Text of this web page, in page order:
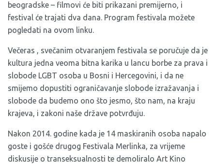
beogradske – filmovi će biti prikazani premijerno, i
festival će trajati dva dana. Program festivala možete
pogledati na ovom linku.
Večeras , svečanim otvaranjem festivala se poručuje da je
kultura jedna veoma bitna karika u lancu borbe za prava i
slobode LGBT osoba u Bosni i Hercegovini, i da ne
smijemo dopustiti ograničavanje slobode izražavanja i
slobode da budemo ono što jesmo, što nam, na kraju
krajeva, i zakoni naše države potvrđuju.
Nakon 2014. godine kada je 14 maskiranih osoba napalo
goste i gošće drugog Festivala Merlinka, za vrijeme
diskusije o transeksualnosti te demoliralo Art Kino